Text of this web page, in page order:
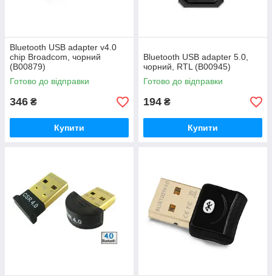
Bluetooth USB adapter v4.0
chip Broadcom, чорний
(B00879)
Готово до відправки
346 ₴
Купити
Bluetooth USB adapter 5.0,
чорний, RTL (B00945)
Готово до відправки
194 ₴
Купити